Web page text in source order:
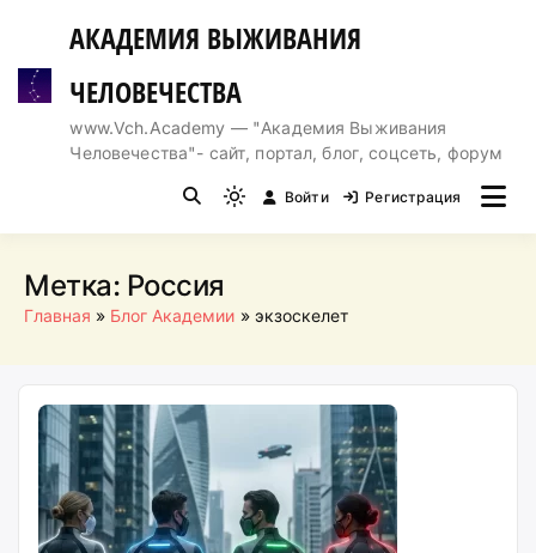
содержимому
АКАДЕМИЯ ВЫЖИВАНИЯ
ЧЕЛОВЕЧЕСТВА
www.Vch.Academy — "Академия Выживания
Человечества"- сайт, портал, блог, соцсеть, форум
Light
mode
switch
Войти Регистрация
Метка: Россия
Главная Блог Академии экзоскелет